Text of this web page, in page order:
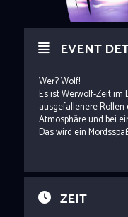
EVENT
Wer? Wolf!
Es ist Werwolf-Zeit im
ausgefallenere
Atmosphäre und bei
Das wird ein
ZEIT